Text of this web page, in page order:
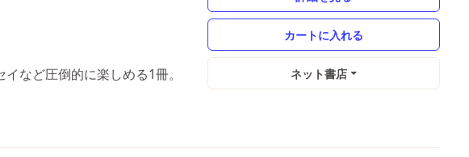
など圧倒的に楽しめる1冊。
ネット書店